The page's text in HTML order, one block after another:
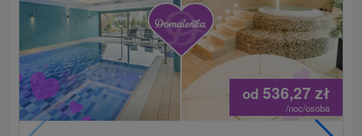
od 536,27zł
/noc/osoba